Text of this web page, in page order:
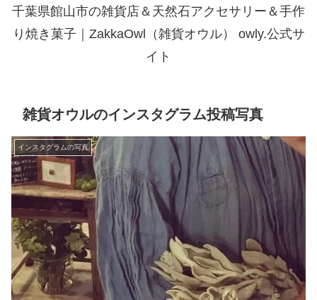
千葉県館山市の雑貨店＆天然石アクセサリー＆手作
り焼き菓子｜ZakkaOwl（雑貨オウル） owly.公式サ
イト
雑貨オウルのインスタグラム投稿写真
インスタグラムの写真